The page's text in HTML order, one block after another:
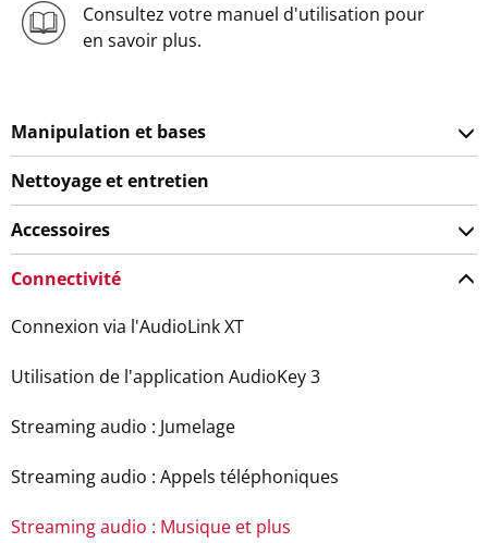
Consultez votre manuel d'utilisation pour
en savoir plus.
Manipulation et bases
Nettoyage et entretien
Accessoires
Connectivité
Connexion via l'AudioLink XT
Utilisation de l'application AudioKey 3
Streaming audio : Jumelage
Streaming audio : Appels téléphoniques
Streaming audio : Musique et plus